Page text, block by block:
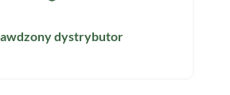
dystrybutor